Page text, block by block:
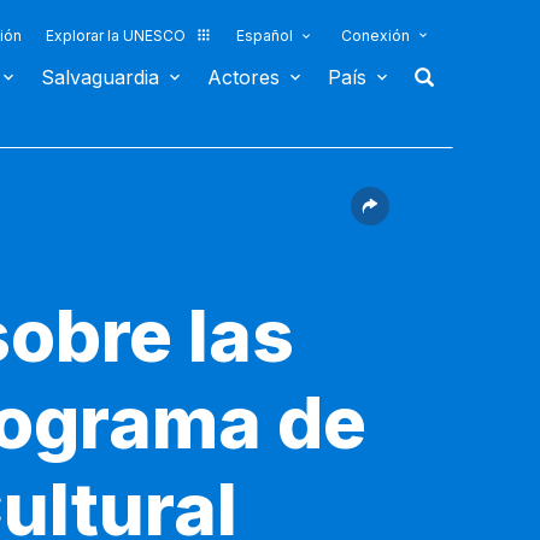
Explorar la UNESCO Español Conexión
Salvaguardia Actores País
las
de